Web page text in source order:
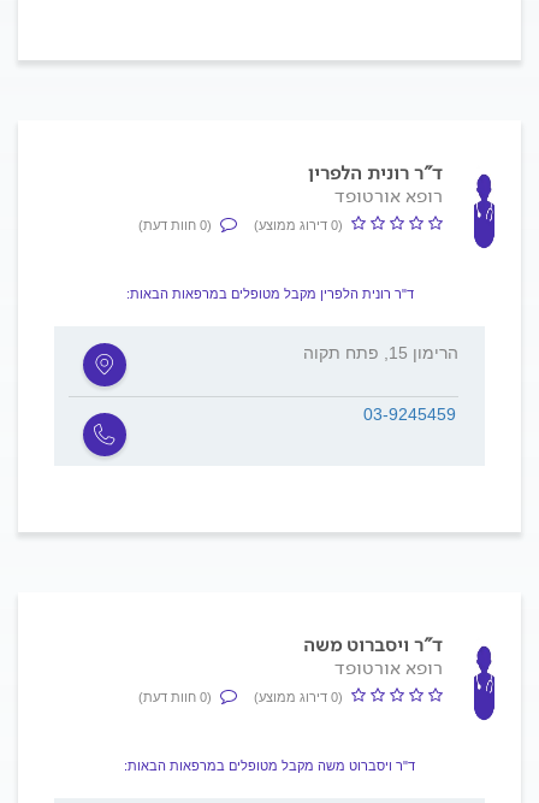
ד"ר רונית הלפרין
רופא אורטופד
(0 דירוג ממוצע) (0 חוות דעת)
ד"ר רונית הלפרין מקבל מטופלים במרפאות הבאות:
הרימון 15, פתח תקוה
03-9245459
ד"ר ויסברוט משה
רופא אורטופד
(0 דירוג ממוצע) (0 חוות דעת)
ד"ר ויסברוט משה מקבל מטופלים במרפאות הבאות: